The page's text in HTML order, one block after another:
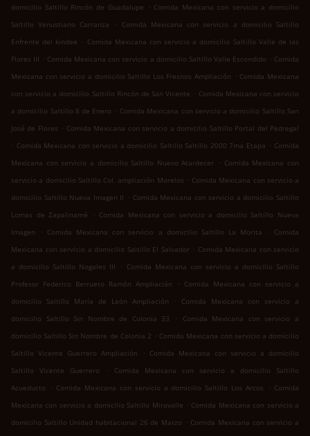
domicilio Saltillo Rincón de Guadalupe . Comida Mexicana con servicio a domicilio
Saltillo Venustiano Carranza
. Comida Mexicana con servicio a domicilio Saltillo
Enfrente del kindee . Comida Mexicana con servicio a domicilio Saltillo Valle de las
Flores III . Comida Mexicana con servicio a domicilio Saltillo Valle Escondido . Comida
Mexicana con servicio a domicilio Saltillo Los Fresnos Ampliación . Comida Mexicana
con servicio a domicilio Saltillo Rincón de San Vicente . Comida Mexicana con servicio
a domicilio Saltillo 8 de Enero . Comida Mexicana con servicio a domicilio Saltillo San
José de Flores . Comida Mexicana con servicio a domicilio Saltillo Portal del Pedregal
. Comida Mexicana con servicio a domicilio Saltillo Saltillo 2000 7ma Etapa . Comida
Mexicana con servicio a domicilio Saltillo Nuevo Atardecer . Comida Mexicana con
servicio a domicilio Saltillo Col. ampliación Morelos . Comida Mexicana con servicio a
domicilio Saltillo Nueva Imagen II . Comida Mexicana con servicio a domicilio Saltillo
Lomas de Zapalinamé
. Comida Mexicana con servicio a domicilio Saltillo Nueva
Imagen
. Comida Mexicana con servicio a domicilio Saltillo La Morita . Comida
Mexicana con servicio a domicilio Saltillo El Salvador . Comida Mexicana con servicio
a domicilio Saltillo Nogales III
. Comida Mexicana con servicio a domicilio Saltillo
Profesor Federico Berrueto Ramón Ampliación
. Comida Mexicana con servicio a
domicilio Saltillo María de León Ampliación
.
Comida Mexicana con servicio a
domicilio Saltillo Sin Nombre de Colonia 33
.
Comida Mexicana con servicio a
domicilio Saltillo Sin Nombre de Colonia 2 . Comida Mexicana con servicio a domicilio
Saltillo Vicente Guerrero Ampliación
. Comida Mexicana con servicio a domicilio
Saltillo Vicente Guerrero
.
Comida Mexicana con servicio a domicilio Saltillo
Acueducto
. Comida Mexicana con servicio a domicilio Saltillo Los Arcos . Comida
Mexicana con servicio a domicilio Saltillo Miravalle . Comida Mexicana con servicio a
domicilio Saltillo Unidad habitacional 26 de Marzo . Comida Mexicana con servicio a